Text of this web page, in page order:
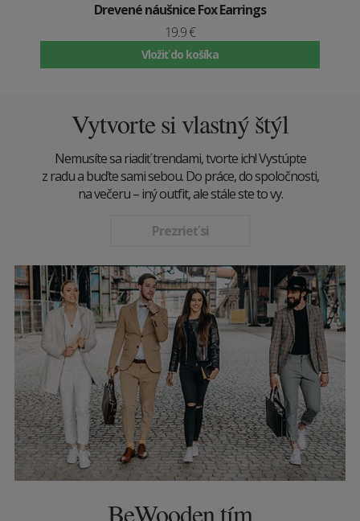
Drevené náušnice Fox Earrings
19.9 €
Vložiť do košíka
Vytvorte si vlastný štýl
Nemusíte sa riadiť trendami, tvorte ich! Vystúpte
z radu a buďte sami sebou. Do práce, do spoločnosti,
na večeru – iný outfit, ale stále ste to vy.
Prezrieť si
BeWooden tím